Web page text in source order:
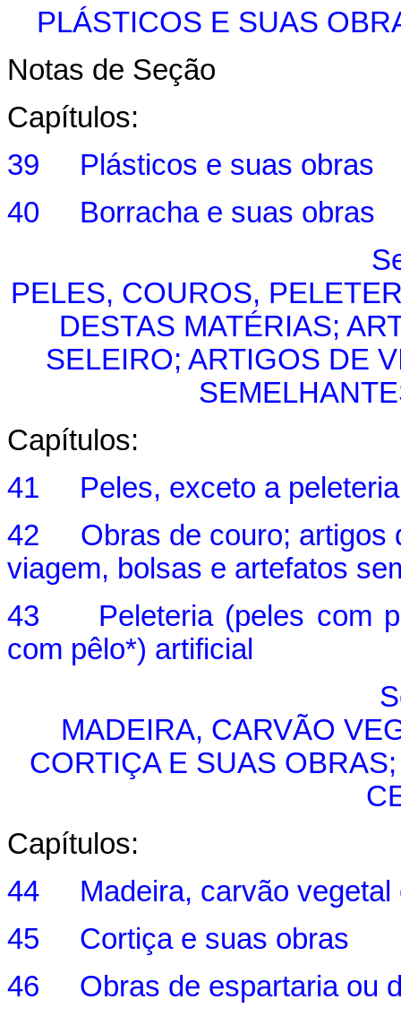
PLÁSTICOS E SUAS
Notas de Seção
Capítulos:
39 Plásticos e suas obras
40 Borracha e suas obras
PELES, COUROS,
DESTAS MATÉRIAS;
SELEIRO; ARTIGOS DE
Capítulos:
41 Peles, exceto a peleteria
42 Obras de couro; artigos
viagem, bolsas e artefatos
43 Peleteria (peles com
com pêlo*) artificial
MADEIRA, CARVÃO
CORTIÇA E SUAS
Capítulos:
44 Madeira, carvão vegetal
45 Cortiça e suas obras
46 Obras de espartaria ou